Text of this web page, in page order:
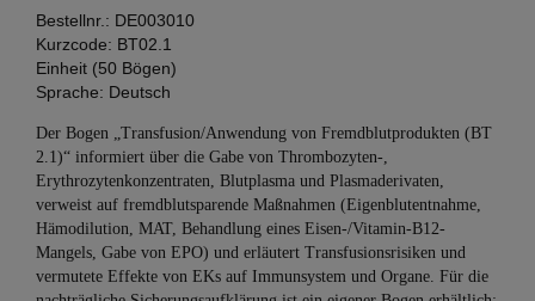
Bestellnr.: DE003010
Kurzcode: BT02.1
Einheit (50 Bögen)
Sprache: Deutsch
Der Bogen „Transfusion/Anwendung von Fremdblutprodukten (BT
2.1)“ informiert über die Gabe von Thrombozyten-,
Erythrozytenkonzentraten, Blutplasma und Plasmaderivaten,
verweist auf fremdblutsparende Maßnahmen (Eigenblutentnahme,
Hämodilution, MAT, Behandlung eines Eisen-/Vitamin-B12-
Mangels, Gabe von EPO) und erläutert Transfusionsrisiken und
vermutete Effekte von EKs auf Immunsystem und Organe. Für die